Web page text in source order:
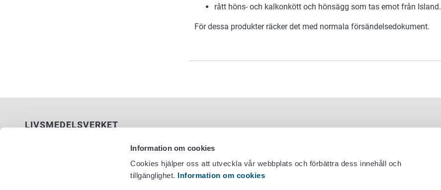
Information om cookies
Cookies hjälper oss att utveckla vår webbplats och förbättra dess innehåll och
tillgänglighet. Information om cookies
rått höns- och kalkonkött och hönsägg som tas emot från Island.
För dessa produkter räcker det med normala försändelsedokument.
LIVSMEDELSVERKET